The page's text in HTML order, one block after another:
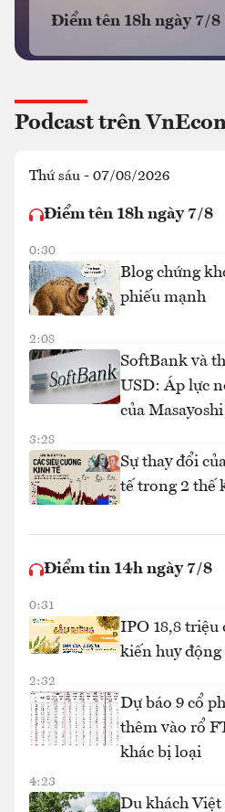
Điểm tên 18h ngày 7/8
Podcast trên
Thứ sáu - 07/08/2026
Điểm tên 18h ngày 7/8
0:30
Blog chứng
phiếu mạnh
2:08
SoftBank và
USD: Áp lực
của
3:28
Sự thay đổi
tế trong 2 thế
Điểm tin 14h ngày 7/8
0:31
IPO 18,8 triệu
kiến huy động
2:32
Dự báo 9 cổ
thêm vào rổ
khác bị loại
4:23
Du khách Việt